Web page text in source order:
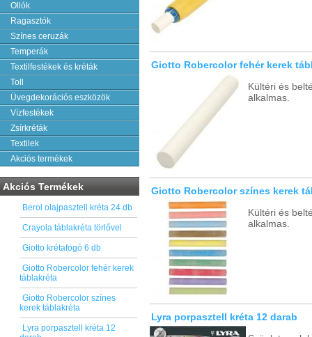
Ollók
Ragasztók
Színes ceruzák
Temperák
Textilfestékek és kréták
Toll
Üvegdekorációs eszközök
Vízfestékek
Zsírkréták
Textilek
Akciós termékek
Akciós Termékek
Berol olajpasztell kréta 24 db
Crayola táblakréta törlővel
Giotto krétafogó 6 db
Giotto Robercolor fehér kerek
táblakréta
Giotto Robercolor színes
kerek táblakréta
Lyra porpasztell kréta 12
Giotto Robercolor fehér kerek
Kültéri és
alkalmas.
Giotto Robercolor színes kerek
Kültéri és
alkalmas.
Lyra porpasztell kréta 12 darab